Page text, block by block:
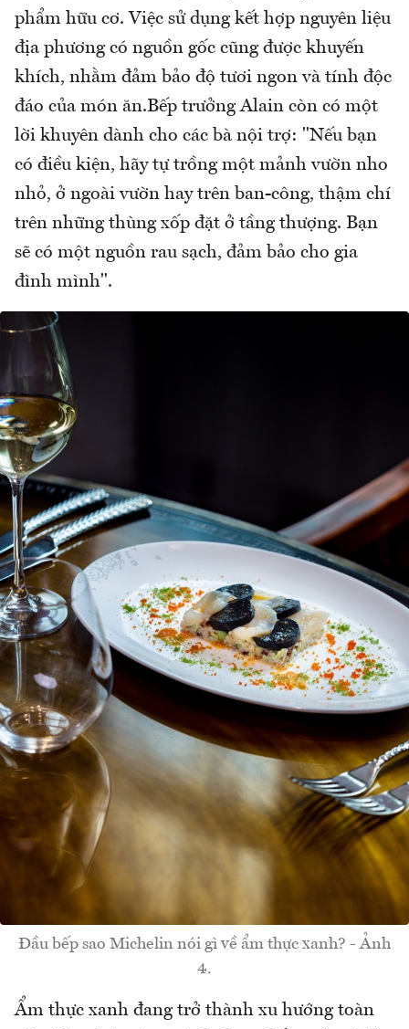
phẩm hữu cơ. Việc sử dụng kết hợp nguyên liệu
địa phương có nguồn gốc cũng được khuyến
khích, nhằm đảm bảo độ tươi ngon và tính độc
đáo của món ăn.Bếp trưởng Alain còn có một
lời khuyên dành cho các bà nội trợ: "Nếu bạn
có điều kiện, hãy tự trồng một mảnh vườn nho
nhỏ, ở ngoài vườn hay trên ban-công, thậm chí
trên những thùng xốp đặt ở tầng thượng. Bạn
sẽ có một nguồn rau sạch, đảm bảo cho gia
đình mình".
Đầu bếp sao Michelin nói gì về ẩm thực xanh? - Ảnh
4.
Ẩm thực xanh đang trở thành xu hướng toàn